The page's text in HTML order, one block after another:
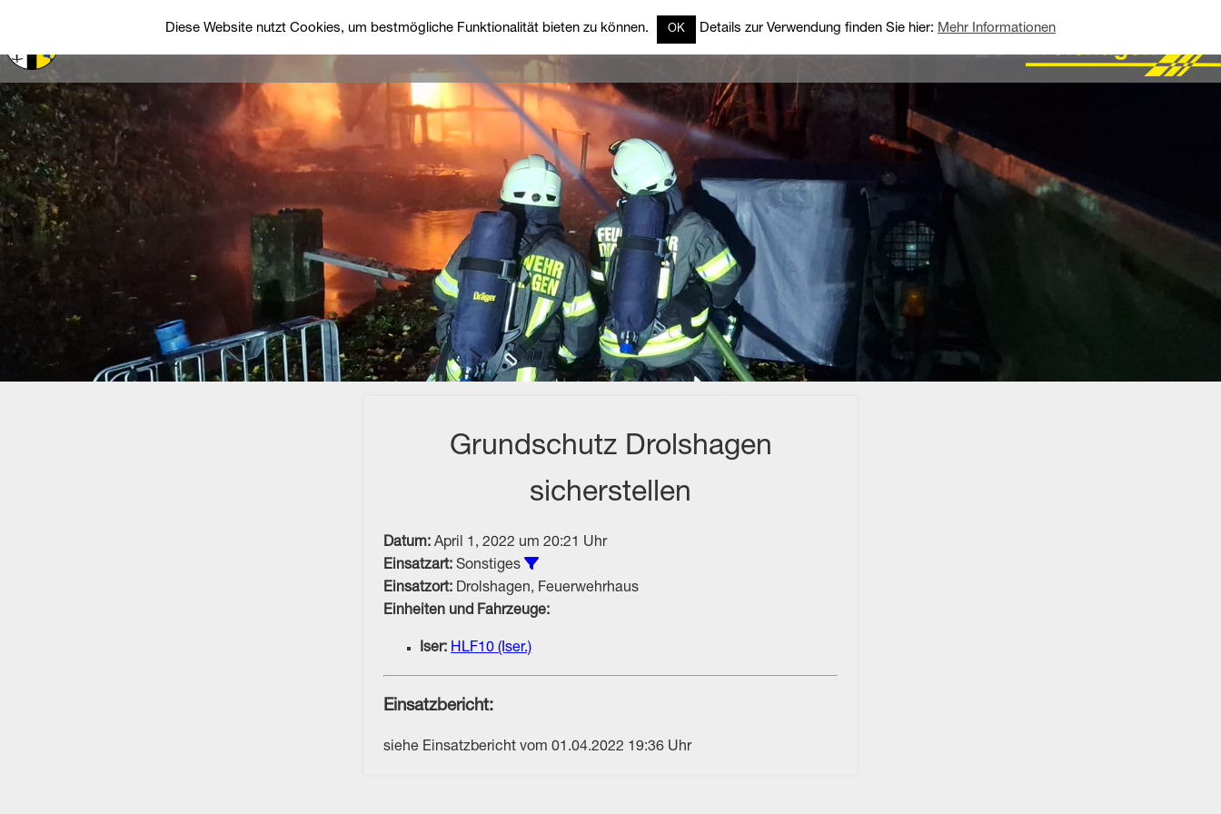
Startseite Über uns Einsätze Fahrzeuge
Grundschutz Drolshagen
sicherstellen
Datum: April 1, 2022 um 20:21 Uhr
Einsatzart: Sonstiges
Einsatzort: Drolshagen, Feuerwehrhaus
Einheiten und Fahrzeuge:
Iser: HLF10 (Iser.)
Einsatzbericht:
siehe Einsatzbericht vom 01.04.2022 19:36 Uhr
Diese Website nutzt Cookies, um bestmögliche Funktionalität bieten zu können. OK Details zur Verwendung finden Sie hier: Mehr Informationen